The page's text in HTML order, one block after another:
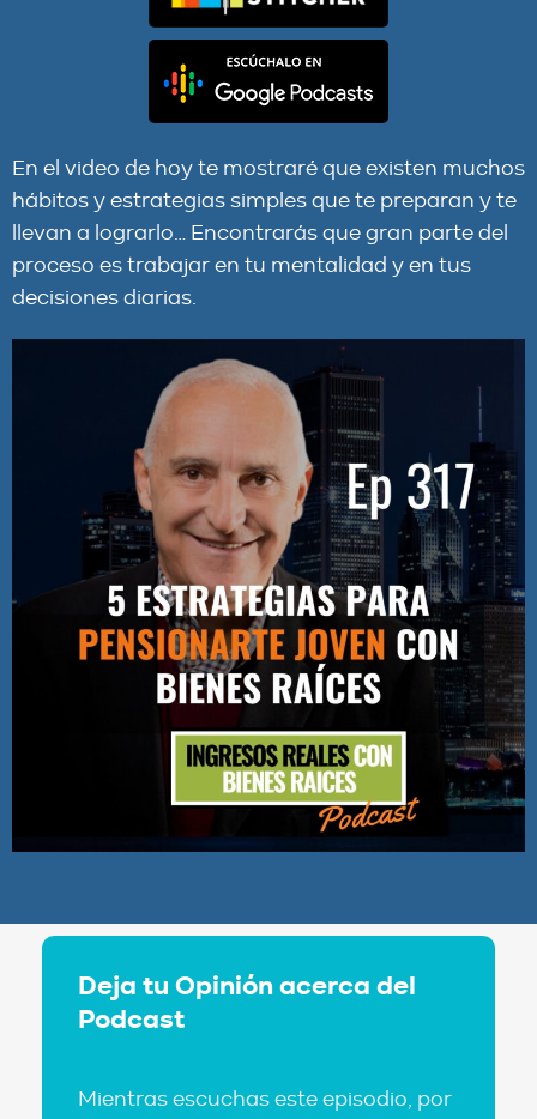
En el video de hoy te mostraré que existen muchos
hábitos y estrategias simples que te preparan y te
llevan a lograrlo… Encontrarás que gran parte del
proceso es trabajar en tu mentalidad y en tus
decisiones diarias.
Deja tu Opinión acerca del
Podcast
Mientras escuchas este episodio, por